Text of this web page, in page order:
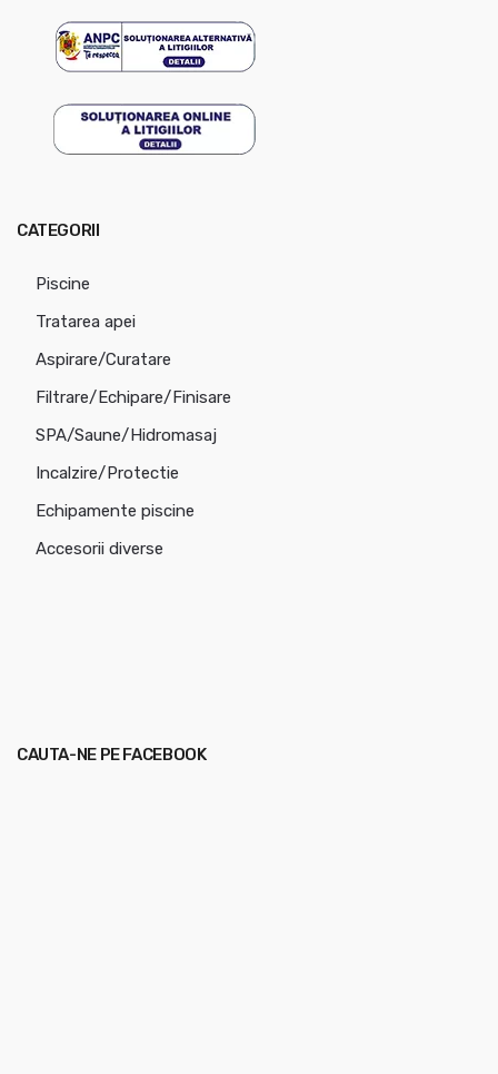
CATEGORII
Piscine
Tratarea apei
Aspirare/Curatare
Filtrare/Echipare/Finisare
SPA/Saune/Hidromasaj
Incalzire/Protectie
Echipamente piscine
Accesorii diverse
CAUTA-NE PE FACEBOOK